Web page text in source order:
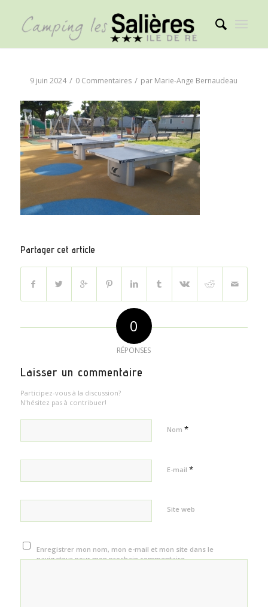
9 juin 2024 / 0 Commentaires / par Marie-Ange Bernaudeau
Partager cet article
0
RÉPONSES
Laisser un commentaire
Participez-vous à la discussion?
N'hésitez pas à contribuer!
Nom *
E-mail *
Site web
Enregistrer mon nom, mon e-mail et mon site dans le
navigateur pour mon prochain commentaire.